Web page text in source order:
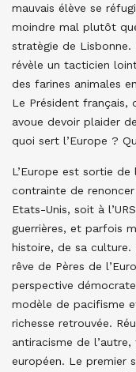
mauvais élève se
moindre mal plutôt
stratègie de Lisbonne.
révèle un tacticien
des farines animales
Le Président français,
avoue devoir plaider
quoi sert l’Europe ?
L’Europe est sortie
contrainte de
Etats-Unis, soit à
guerrières, et parfois
histoire, de sa
rêve de Pères de
perspective
modèle de pacifisme
richesse retrouvée.
antiracisme de
européen. Le premier